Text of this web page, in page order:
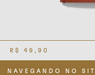
R$ 49,90
NAVEGANDO NO
TERMOS DE USO